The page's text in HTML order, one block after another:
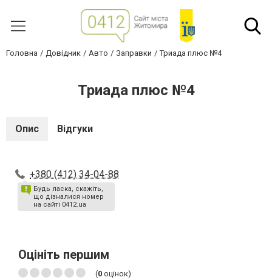
Головна Довідник Авто Заправки Триада плюс №4
Триада плюс №4
Опис Відгуки
+380 (412) 34-04-88
Будь ласка, скажіть,
що дізналися номер
на сайті 0412.ua
Оцініть першим
(0 оцінок)